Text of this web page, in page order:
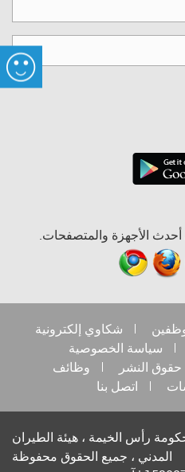
الأجهزة والمتصفحات.
شكاوي إلكترونية
سياسة الخصوصية
حقوق النشر
وظائف
اتصل بنا
النسخ © 2018- 2019 حكومة رأس الخيمة ، هيئة الطيران
المدني ، جميع الحقوق محفوظة